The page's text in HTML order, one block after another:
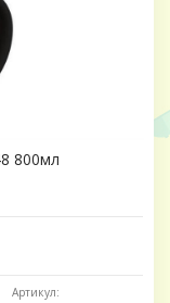
800мл
Артикул: